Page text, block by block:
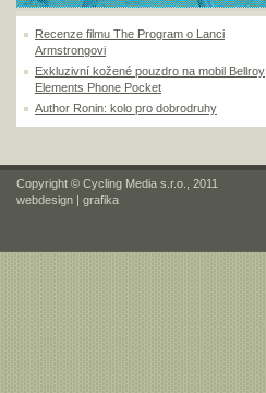
Recenze filmu The Program o Lanci
Armstrongovi
Exkluzivní kožené pouzdro na mobil Bellroy
Elements Phone Pocket
Author Ronin: kolo pro dobrodruhy
Copyright © Cycling Media s.r.o., 2011
webdesign | grafika